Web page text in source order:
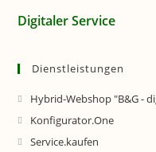
Digitaler Service
Dienstleistungen
Hybrid-Webshop "B&G -
Konfigurator.One
Service.kaufen